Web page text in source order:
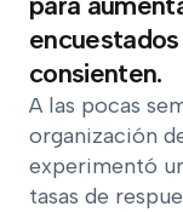
consienten.
A las pocas
organización
experimentó
tasas de